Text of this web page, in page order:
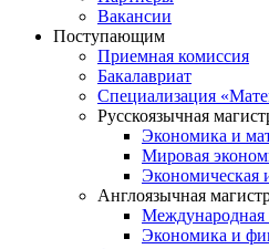
Вакансии
Поступающим
Приемная комиссия
Бакалавриат
Специализация
Русскоязычная
Экономика и
Мировая
Экономическая
Англоязычная
Экономика и